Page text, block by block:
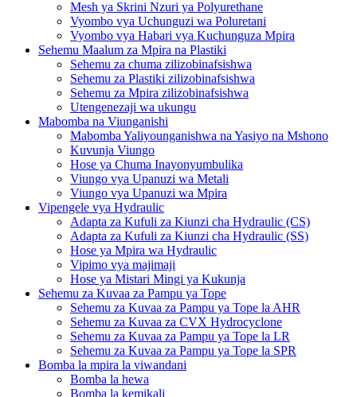
Mesh ya Skrini Nzuri ya Polyurethane
Vyombo vya Uchunguzi wa Poluretani
Vyombo vya Habari vya Kuchunguza Mpira
Sehemu Maalum za Mpira na Plastiki
Sehemu za chuma zilizobinafsishwa
Sehemu za Plastiki zilizobinafsishwa
Sehemu za Mpira zilizobinafsishwa
Utengenezaji wa ukungu
Mabomba na Viunganishi
Mabomba Yaliyounganishwa na Yasiyo na Mshono
Kuvunja Viungo
Hose ya Chuma Inayonyumbulika
Viungo vya Upanuzi wa Metali
Viungo vya Upanuzi wa Mpira
Vipengele vya Hydraulic
Adapta za Kufuli za Kiunzi cha Hydraulic (CS)
Adapta za Kufuli za Kiunzi cha Hydraulic (SS)
Hose ya Mpira wa Hydraulic
Vipimo vya majimaji
Hose ya Mistari Mingi ya Kukunja
Sehemu za Kuvaa za Pampu ya Tope
Sehemu za Kuvaa za Pampu ya Tope la AHR
Sehemu za Kuvaa za CVX Hydrocyclone
Sehemu za Kuvaa za Pampu ya Tope la LR
Sehemu za Kuvaa za Pampu ya Tope la SPR
Bomba la mpira la viwandani
Bomba la hewa
Bomba la kemikali